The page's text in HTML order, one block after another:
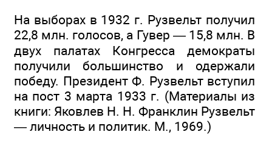
На выборах в 1932 г. Рузвельт получил
22,8 млн. голосов, а Гувер — 15,8 млн. В
двух палатах Конгресса демократы
получили большинство и одержали
победу. Президент Ф. Рузвельт вступил
на пост 3 марта 1933 г. (Материалы из
книги: Яковлев Н. Н. Франклин Рузвельт
— личность и политик. М., 1969.)